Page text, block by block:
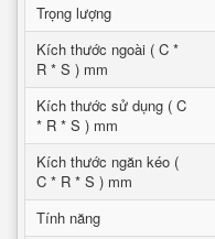
Trọng lượng
Kích thước ngoài ( C *
R * S ) mm
Kích thước sử dụng ( C
* R * S ) mm
Kích thước ngăn kéo (
C * R * S ) mm
Tính năng